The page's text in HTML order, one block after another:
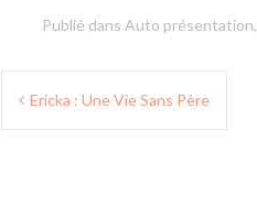
Publié dans Auto présentation,
Navigation
Ericka : Une Vie Sans Père